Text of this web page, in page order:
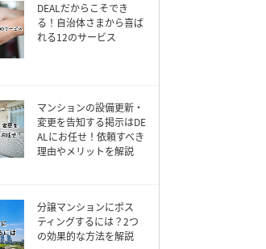
DEALだからこそでき
る！自治体さまから喜ば
れる12のサービス
マンションの設備更新・
変更を告知する掲示はDE
ALにお任せ！依頼すべき
理由やメリットを解説
分譲マンションにポス
ティングするには？2つ
の効果的な方法を解説